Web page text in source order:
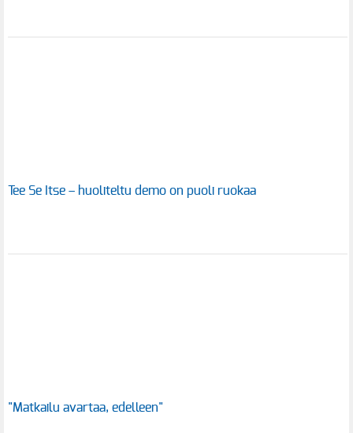
Tee Se Itse – huoliteltu demo on puoli ruokaa
"Matkailu avartaa, edelleen"